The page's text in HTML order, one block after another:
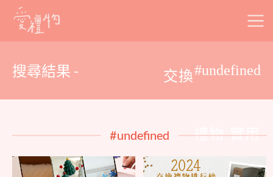
Skip
搜尋結果 - #undefined
交換
禮物 實用
#undefined